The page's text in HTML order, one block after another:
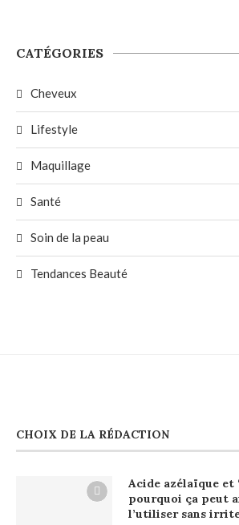
CATÉGORIES
Cheveux
Lifestyle
Maquillage
Santé
Soin de la peau
Tendances Beauté
CHOIX DE LA RÉDACTION
Acide azélaïque et
pourquoi ça peut
l’utiliser sans